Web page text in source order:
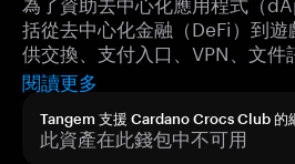
括從去中心化金融（DeFi）到
供交換、支付入口、VPN、文件
閱讀更多
Tangem 支援 Cardano Crocs Club 的
此資產在此錢包中不可用